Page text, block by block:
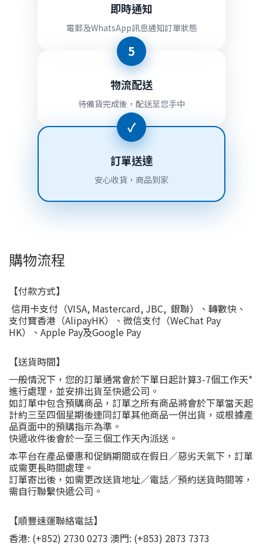
即時通知
電郵及WhatsApp訊息通知訂單狀態
5
物流配送
待備貨完成後，配送至您手中
✓
訂單送達
安心收貨，商品到家
購物流程
【付款方式】
信用卡支付（VISA, Mastercard, JBC, 銀聯）、轉數快、
支付寶香港（AlipayHK）、微信支付（WeChat Pay
HK）、Apple Pay及Google Pay
【送貨時間】
一般情況下，您的訂單通常會於下單日起計算3-7個工作天*
進行處理，並安排出貨至快遞公司。
如訂單中包含預購商品，訂單之所有商品將會於下單當天起
計約三至四個星期後連同訂單其他商品一併出貨，或根據產
品頁面中的預購指示為準。
快遞收件後會於一至三個工作天內派送。
本平台在產品優惠和促銷期間或在假日／惡劣天氣下，訂單
或需更長時間處理。
訂單寄出後，如需更改送貨地址／電話／預約送貨時間等，
需自行聯繫快遞公司。
【順豐速運聯絡電話】
香港: (+852) 2730 0273 澳門: (+853) 2873 7373